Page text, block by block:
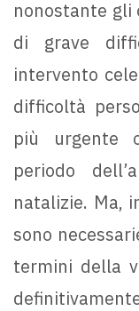
nonostante gli
di grave
intervento
difficoltà
più urgente
periodo
natalizie. Ma,
sono
termini della